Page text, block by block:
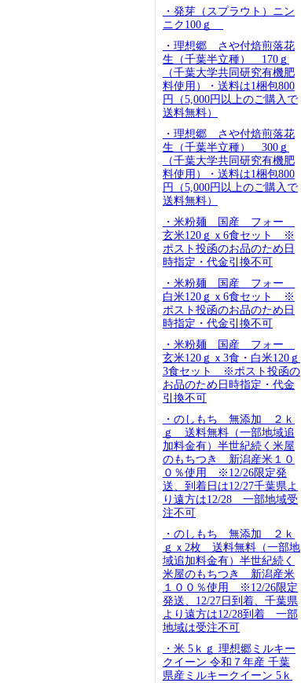
・発芽（スプラウト）ニン
ニク100ｇ
・理想郷 さや付焙煎落花
生（千葉半立種） 170ｇ
（千葉大学共同研究有機肥
料使用）・送料は1梱包800
円（5,000円以上のご購入で
送料無料）
・理想郷 さや付焙煎落花
生（千葉半立種） 300ｇ
（千葉大学共同研究有機肥
料使用）・送料は1梱包800
円（5,000円以上のご購入で
送料無料）
・米粉麺 国産 フォー
玄米120ｇｘ6食セット ※
ポスト投函のお品のため日
時指定・代金引換不可
・米粉麺 国産 フォー
白米120ｇｘ6食セット ※
ポスト投函のお品のため日
時指定・代金引換不可
・米粉麺 国産 フォー
玄米120ｇｘ3食・白米120ｇ
3食セット ※ポスト投函の
お品のため日時指定・代金
引換不可
・のしもち 無添加 ２ｋ
ｇ 送料無料（一部地域追
加料金有）半世紀続く米屋
のもちつき 新潟産米１０
０％使用 ※12/26限定発
送、到着日は12/27千葉県よ
り遠方は12/28 一部地域受
注不可
・のしもち 無添加 ２ｋ
ｇｘ2枚 送料無料（一部地
域追加料金有）半世紀続く
米屋のもちつき 新潟産米
１００％使用 ※12/26限定
発送、12/27日到着、千葉県
より遠方は12/28到着 一部
地域は受注不可
・米 5ｋｇ 理想郷ミルキー
クイーン 令和７年産 千葉
県産ミルキークイーン 5ｋ